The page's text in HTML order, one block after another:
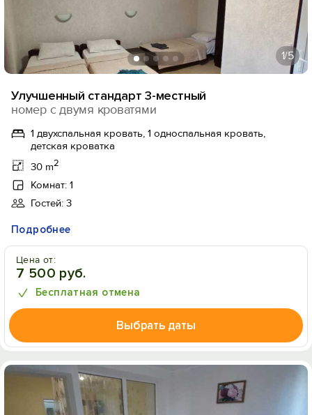
1/5
Улучшенный стандарт 3-местный
номер с двумя кроватями
1 двухспальная кровать, 1 односпальная кровать,
детская кроватка
30 m2
Комнат: 1
Гостей: 3
Подробнее
Цена от:
7 500 руб.
Бесплатная отмена
Выбрать даты